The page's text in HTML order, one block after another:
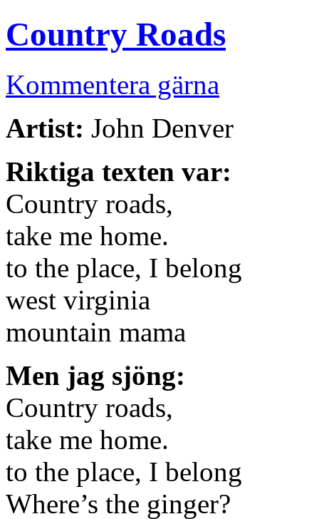
Country Roads
Kommentera gärna
Artist: John Denver
Riktiga texten var:
Country roads,
take me home.
to the place, I belong
west virginia
mountain mama
Men jag sjöng:
Country roads,
take me home.
to the place, I belong
Where’s the ginger?